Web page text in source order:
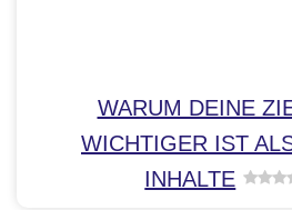
WARUM DEINE
WICHTIGER IST
INHALTE